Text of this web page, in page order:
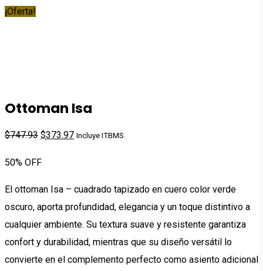
¡Oferta!
Ottoman Isa
$747.93 El
era:
$747.93.
$373.97El
es:
$373.97.
Incluye ITBMS.
50% OFF
El ottoman Isa – cuadrado tapizado en cuero color verde
oscuro, aporta profundidad, elegancia y un toque distintivo a
cualquier ambiente. Su textura suave y resistente garantiza
confort y durabilidad, mientras que su diseño versátil lo
convierte en el complemento perfecto como asiento adicional